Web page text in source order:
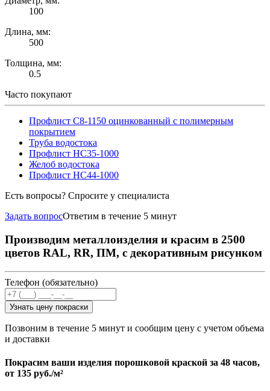
100
Длина, мм:
500
Толщина, мм:
0.5
Часто покупают
Профлист С8-1150 оцинкованный с полимерным
покрытием
Труба водостока
Профлист НС35-1000
Желоб водостока
Профлист НС44-1000
Есть вопросы? Спросите у специалиста
Задать вопросОтветим в течение 5 минут
Производим металлоизделия и красим в 2500
цветов RAL, RR, ПМ, с декоративным рисунком
Телефон (обязательно)
Узнать цену покраски
Позвоним в течение 5 минут и сообщим цену с учетом объема
и доставки
Покрасим ваши изделия порошковой краской за 48 часов,
от 135 руб./м²